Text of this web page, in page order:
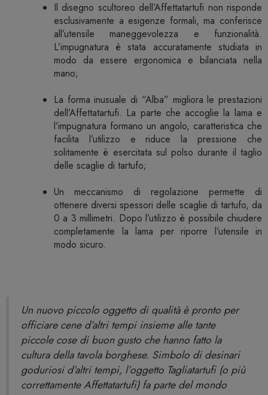
Il disegno scultoreo dell’Affettatartufi non risponde
esclusivamente a esigenze formali, ma conferisce
all’utensile maneggevolezza e funzionalità.
L’impugnatura è stata accuratamente studiata in
modo da essere ergonomica e bilanciata nella
mano;
La forma inusuale di “Alba” migliora le prestazioni
dell’Affettatartufi. La parte che accoglie la lama e
l’impugnatura formano un angolo, caratteristica che
facilita l’utilizzo e riduce la pressione che
solitamente è esercitata sul polso durante il taglio
delle scaglie di tartufo;
Un meccanismo di regolazione permette di
ottenere diversi spessori delle scaglie di tartufo, da
0 a 3 millimetri. Dopo l’utilizzo è possibile chiudere
completamente la lama per riporre l’utensile in
modo sicuro.
Un nuovo piccolo oggetto di qualità è pronto per
officiare cene d’altri tempi insieme alle tante
piccole cose di buon gusto che hanno fatto la
cultura della tavola borghese. Simbolo di desinari
goduriosi d’altri tempi, l’oggetto Tagliatartufi (o più
correttamente Affettatartufi) fa parte del mondo